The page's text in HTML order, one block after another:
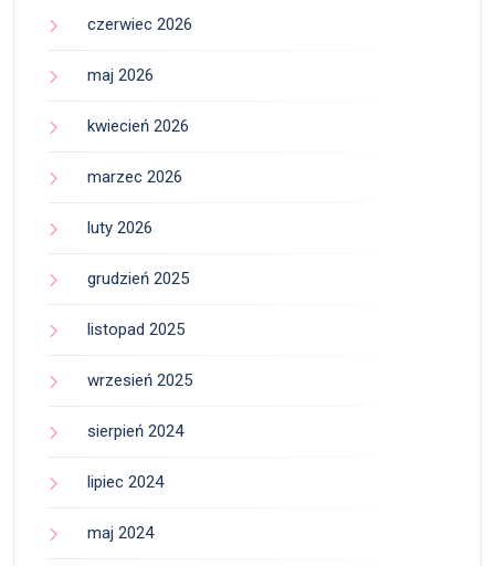
czerwiec 2026
maj 2026
kwiecień 2026
marzec 2026
luty 2026
grudzień 2025
listopad 2025
wrzesień 2025
sierpień 2024
lipiec 2024
maj 2024